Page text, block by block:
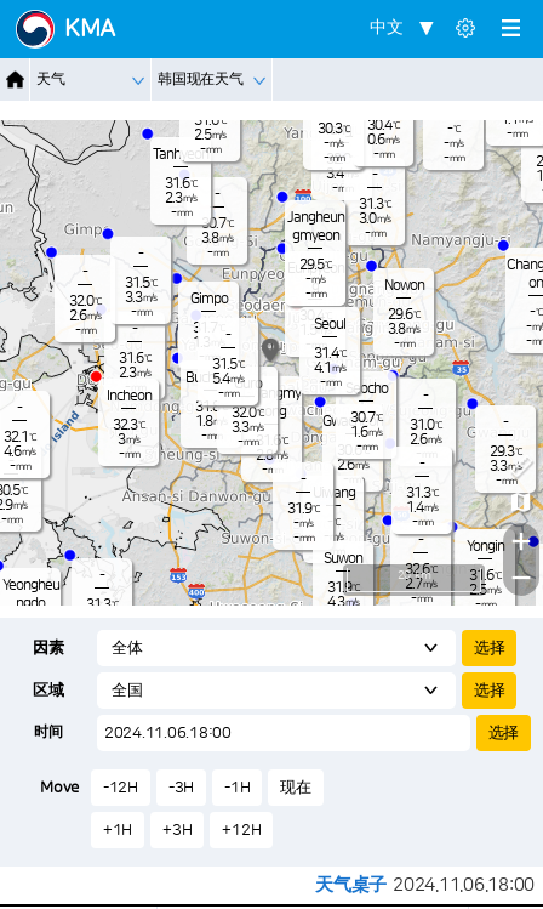
KMA 中文
天气 韩国现在天气
-
℃
m/s
-mm
Yeongheu
ngdo
m/s
Yangju
32.0
3.4m/s
-mm
Gwacheon
30.6℃
2.6m/s
-mm
Yongin
31.6℃
2.5m/s
-mm
-
29.3℃
3.3m/s
-mm
3.3m/s
-
31.3℃
-
31.6℃
2.3m/s
-mm
-
30.7℃
3.8m/s
-mm
Pocheon
-℃
-m/s
-mm
-
32.0℃
2.6m/s
-mm
on
-℃
-m/
-
Tanhyeon
31.6℃
2.3m/s
-mm
30.2
1.1 m/s
-mm
Uiwang
-℃
- m/s
-mm
Gimpo
31.7
1.3
-mm
Gwangmy
eong
31.6℃
2.8m/s
-mm
Bucheon
31.8℃
1.8m/s
-mm
-
31.5℃
3.3m/s
-mm
Guro
32.0℃
3.3m/s
-mm
Eunpyeon
g
30.4℃
1.5m/s
-mm
Nowon
29.6℃
3.8m/s
-mm
-
31.0℃
2.6m/s
-mm
Seocho
30.7℃
1.6m/s
-mm
-
31.3℃
3.0m/s
-mm
-
32.6℃
2.7m/s
-mm
-
31.9℃
-m/s
-mm
-
31.3℃
1.4m/s
-mm
Jangheun
gmyeon
29.5℃
-m/s
-mm
n
30.3℃
-m/s
-mm
30.7℃
2.7
-
-
32.1 ℃
4.6m/s
-mm
-
31.5℃
5.4m/s
-mm
Suwon
31.9℃
4.3m/s
Incheon
32.3℃
3m/s
-mm
Seoul
31.4℃
4.1 m/s
-mm
Paju
31.6℃
2.5m/s
-mm
30.4℃
0.6m/s
-mm
+
−
20 km
因素
区域
时间
Move -12H -3H -1H 现在
+1H +3H +12H
天气桌子 2024.11.06.18:00